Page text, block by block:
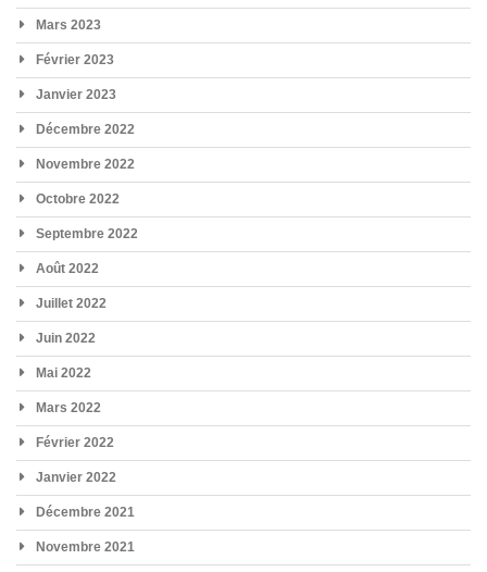
Mars 2023
Février 2023
Janvier 2023
Décembre 2022
Novembre 2022
Octobre 2022
Septembre 2022
Août 2022
Juillet 2022
Juin 2022
Mai 2022
Mars 2022
Février 2022
Janvier 2022
Décembre 2021
Novembre 2021